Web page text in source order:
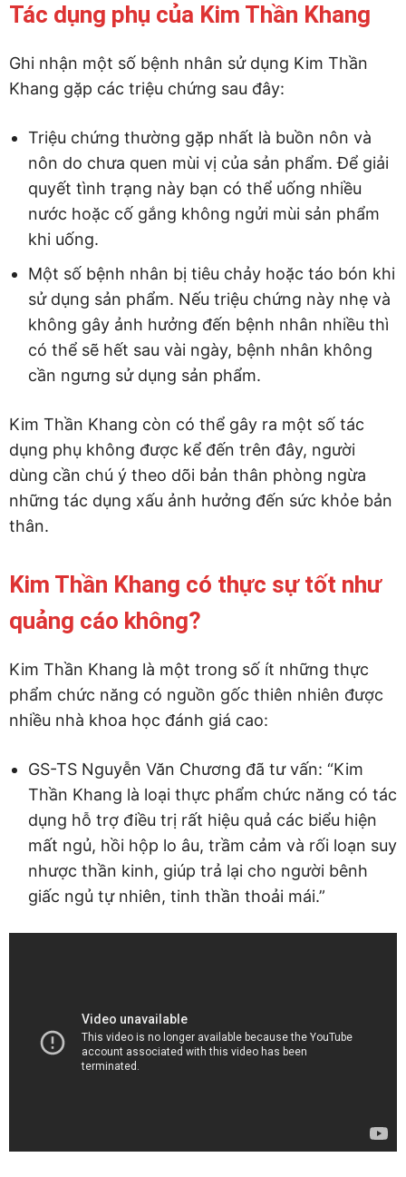
Tác dụng phụ của Kim Thần Khang
Ghi nhận một số bệnh nhân sử dụng Kim Thần
Khang gặp các triệu chứng sau đây:
Triệu chứng thường gặp nhất là buồn nôn và
nôn do chưa quen mùi vị của sản phẩm. Để giải
quyết tình trạng này bạn có thể uống nhiều
nước hoặc cố gắng không ngửi mùi sản phẩm
khi uống.
Một số bệnh nhân bị tiêu chảy hoặc táo bón khi
sử dụng sản phẩm. Nếu triệu chứng này nhẹ và
không gây ảnh hưởng đến bệnh nhân nhiều thì
có thể sẽ hết sau vài ngày, bệnh nhân không
cần ngưng sử dụng sản phẩm.
Kim Thần Khang còn có thể gây ra một số tác
dụng phụ không được kể đến trên đây, người
dùng cần chú ý theo dõi bản thân phòng ngừa
những tác dụng xấu ảnh hưởng đến sức khỏe bản
thân.
Kim Thần Khang có thực sự tốt như
quảng cáo không?
Kim Thần Khang là một trong số ít những thực
phẩm chức năng có nguồn gốc thiên nhiên được
nhiều nhà khoa học đánh giá cao:
GS-TS Nguyễn Văn Chương đã tư vấn: “Kim
Thần Khang là loại thực phẩm chức năng có tác
dụng hỗ trợ điều trị rất hiệu quả các biểu hiện
mất ngủ, hồi hộp lo âu, trầm cảm và rối loạn suy
nhược thần kinh, giúp trả lại cho người bênh
giấc ngủ tự nhiên, tinh thần thoải mái.”